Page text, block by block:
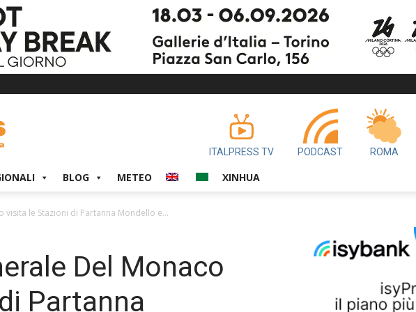
ITALPRESS TV PODCAST ROMA
BLOG METEO XINHUA
visita le Stazioni di Partanna Mondello e...
Del Monaco
Partanna